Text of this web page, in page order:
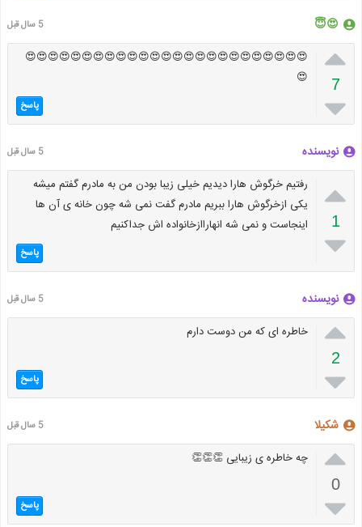
😍😇 5 سال قبل

7

😍😍😍😍😍😍😍😍😍😍😍😍😍😍😍😍😍😍😍😍😍😍😍😍😍
😍
پاسخ
نویسنده 5 سال قبل

1

رفتیم خرگوش هارا دیدیم خیلی زیبا بودن من به مادرم گفتم میشه
یکی ازخرگوش هارا ببریم مادرم گفت نمی شه چون خانه ی آن ها
اینجاست و نمی شه انهاراازخانواده اش جداکنیم
پاسخ
نویسنده 5 سال قبل

2

خاطره ای که من دوست دارم
پاسخ
شکیلا 5 سال قبل

0

چه خاطره ی زیبایی 👏👏👏
پاسخ